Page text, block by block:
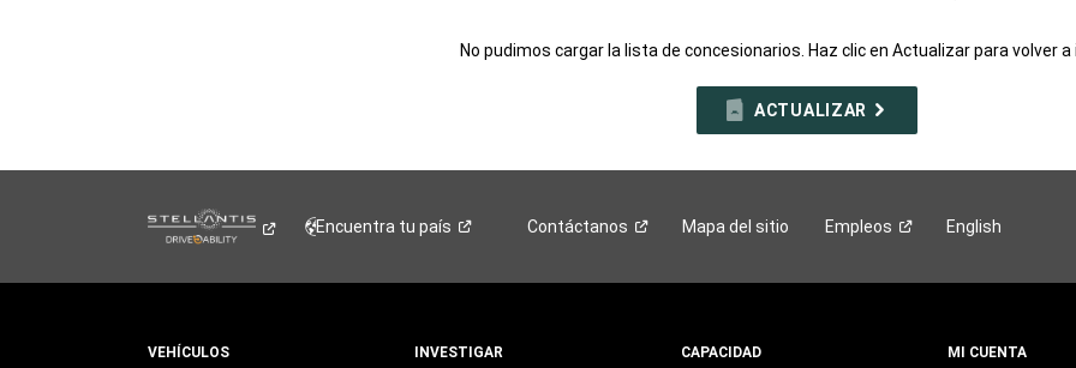
No pudimos cargar la lista de concesionarios. Haz clic en Actualizar para volver
ACTUALIZAR
Encuentra tu país Contáctanos Mapa del sitio Empleos English
VEHÍCULOS INVESTIGAR CAPACIDAD MI CUENTA